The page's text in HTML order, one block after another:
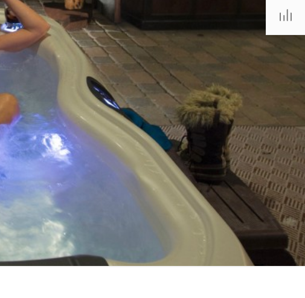
"Ривьера", ул.
Катукова, 51, ТЦ
"Ривьера"
Пн-Вс 10:00-20:00
info@mexda.ru